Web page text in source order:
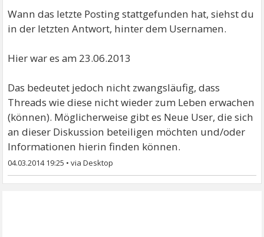
Wann das letzte Posting stattgefunden hat, siehst du
in der letzten Antwort, hinter dem Usernamen.
Hier war es am 23.06.2013
Das bedeutet jedoch nicht zwangsläufig, dass
Threads wie diese nicht wieder zum Leben erwachen
(können). Möglicherweise gibt es Neue User, die sich
an dieser Diskussion beteiligen möchten und/oder
Informationen hierin finden können.
04.03.2014 19:25 •